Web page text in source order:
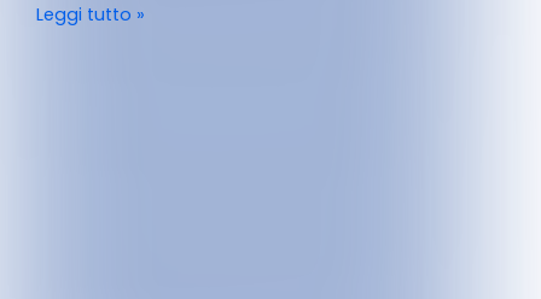
Leggi tutto »